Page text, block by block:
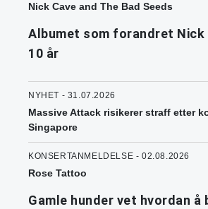
Nick Cave and The Bad Seeds
Albumet som forandret Nick
10 år
NYHET - 31.07.2026
Massive Attack risikerer straff etter
Singapore
KONSERTANMELDELSE - 02.08.2026
Rose Tattoo
Gamle hunder vet hvordan å